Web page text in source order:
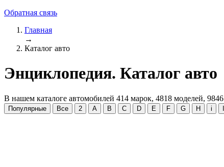
Обратная связь
Главная
→
Каталог авто
Энциклопедия. Каталог авто
В нашем каталоге автомобилей 414 марок, 4818 моделей, 9846
Популярные Все 2 A B C D E F G H i